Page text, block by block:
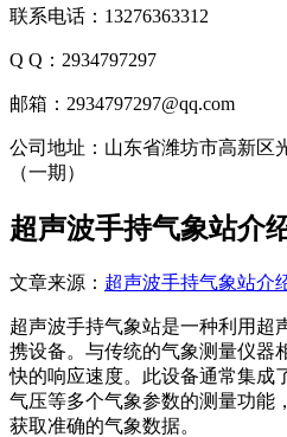
联系电话：13276363312
Q Q：2934797297
邮箱：2934797297@qq.com
公司地址：山东省潍坊市高新区
（一期）
超声波手持气象站介
文章来源： 超声波手持气象站介
超声波手持气象站是一种利用超
携设备。与传统的气象测量仪器
快的响应速度。此设备通常集成
气压等多个气象参数的测量功能
获取准确的气象数据。